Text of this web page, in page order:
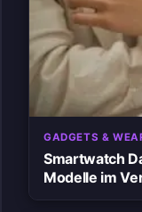
GADGETS &
Smartwatch
Modelle im